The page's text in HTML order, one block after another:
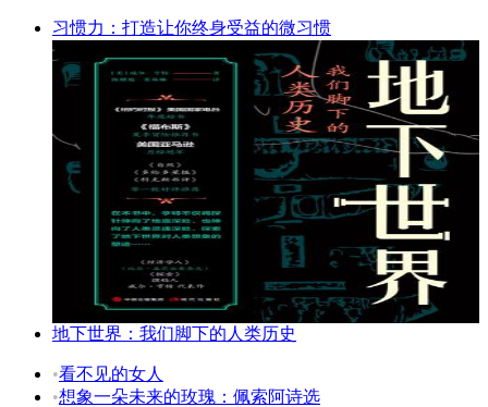
习惯力：打造让你终身受益的微习惯
地下世界：我们脚下的人类历史
•看不见的女人
•想象一朵未来的玫瑰：佩索阿诗选